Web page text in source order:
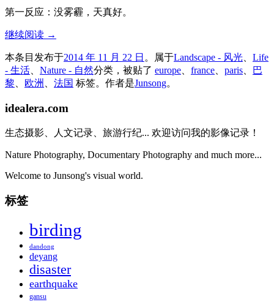
第一反应：没雾霾，天真好。
继续阅读 →
本条目发布于2014 年 11 月 22 日 。属于Landscape - 风光、 Life
- 生活、 Nature - 自然分类，被贴了 europe、 france、 paris、
巴
黎、 欧洲 、 法国 标签。 作者是Junsong。
idealera.com
生态摄影、人文记录、旅游行纪... 欢迎访问我的影像记录！
Nature Photography, Documentary Photography and much more...
Welcome to Junsong's visual world.
标签
birding
dandong
deyang
disaster
earthquake
gansu